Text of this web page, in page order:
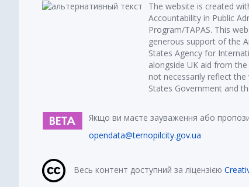
The website is created
Accountability in Public
Program/TAPAS. This
generous support of the
States Agency for
alongside UK aid from
not necessarily reflect
States Government and
Якщо ви маєте зауваження або
opendata@ternopilcity.gov.ua
Весь контент доступний за ліцензією